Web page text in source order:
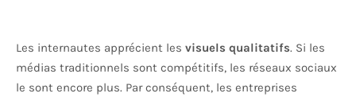
Les internautes apprécient les visuels qualitatifs. Si les
médias traditionnels sont compétitifs, les réseaux sociaux
le sont encore plus. Par conséquent, les entreprises